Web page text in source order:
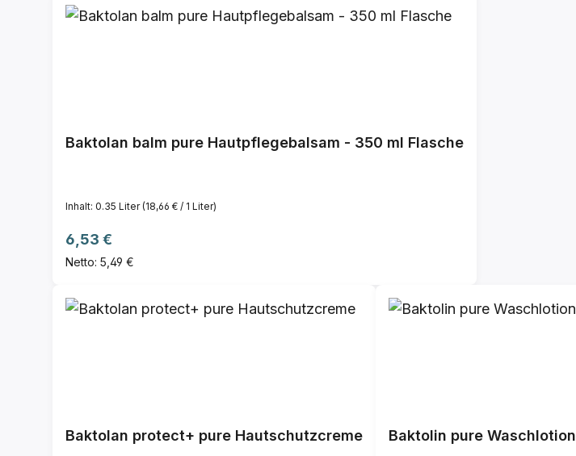
Baktolan balm pure Hautpflegebalsam - 350 ml Flasche
Inhalt: 0.35 Liter(18,66 € / 1 Liter)
Regulärer Preis:
6,53 €
Netto: 5,49 €
Baktolan protect+ pure Hautschutzcreme Baktolin pure Waschlotion